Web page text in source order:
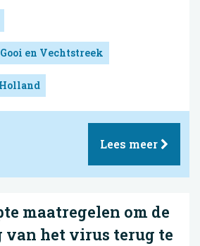
en Vechtstreek
Lees meer
maatregelen om de
het virus terug te